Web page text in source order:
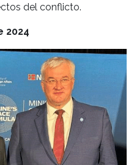
del conflicto.
2024